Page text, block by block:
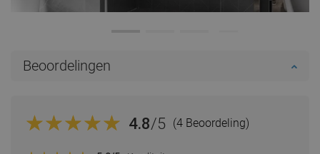
Beoordelingen
4.8/5 (4 Beoordeling)